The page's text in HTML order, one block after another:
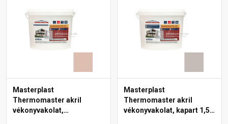
Masterplast
Thermomaster akril
vékonyvakolat,
Masterplast
Thermomaster akril
vékonyvakolat, kapart 1,5